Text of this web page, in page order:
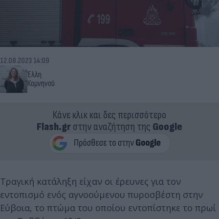
Έλλη
Κομνηνού
12.08.2023 14:09
Κάνε κλικ και δες περισσότερο
Flash.grστην αναζήτηση της Google
Τραγική κατάληξη είχαν οι έρευνες για τον
εντοπισμό ενός αγνοούμενου πυροσβέστη στην
Εύβοια, το πτώμα του οποίου εντοπίστηκε το πρωί